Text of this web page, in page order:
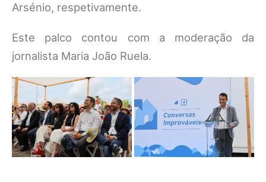
Arsénio, respetivamente.
Este palco contou com a moderação da
jornalista Maria João Ruela.